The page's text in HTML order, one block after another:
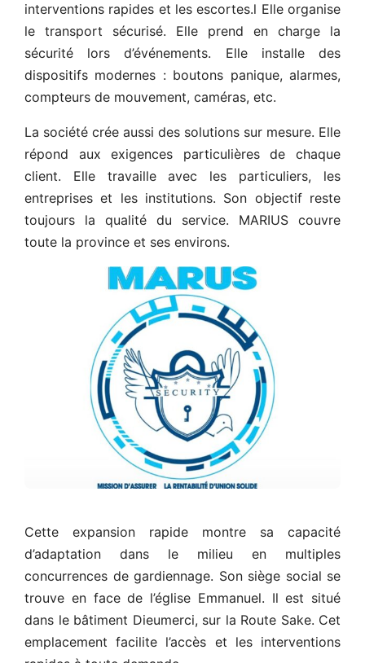
interventions rapides et les escortes.l Elle organise
le transport sécurisé. Elle prend en charge la
sécurité lors d’événements. Elle installe des
dispositifs modernes : boutons panique, alarmes,
compteurs de mouvement, caméras, etc.
La société crée aussi des solutions sur mesure. Elle
répond aux exigences particulières de chaque
client. Elle travaille avec les particuliers, les
entreprises et les institutions. Son objectif reste
toujours la qualité du service. MARIUS couvre
toute la province et ses environs.
Cette expansion rapide montre sa capacité
d’adaptation dans le milieu en multiples
concurrences de gardiennage. Son siège social se
trouve en face de l’église Emmanuel. Il est situé
dans le bâtiment Dieumerci, sur la Route Sake. Cet
emplacement facilite l’accès et les interventions